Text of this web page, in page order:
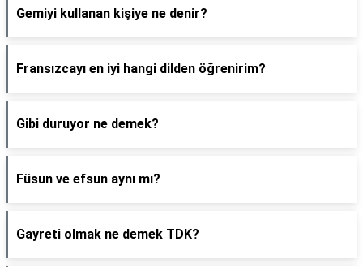
Gemiyi kullanan kişiye ne denir?
Fransızcayı en iyi hangi dilden öğrenirim?
Gibi duruyor ne demek?
Füsun ve efsun aynı mı?
Gayreti olmak ne demek TDK?